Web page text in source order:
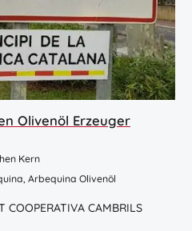
Olivenöl Erzeuger
Kern
Arbequina Olivenöl
COOPERATIVA CAMBRILS